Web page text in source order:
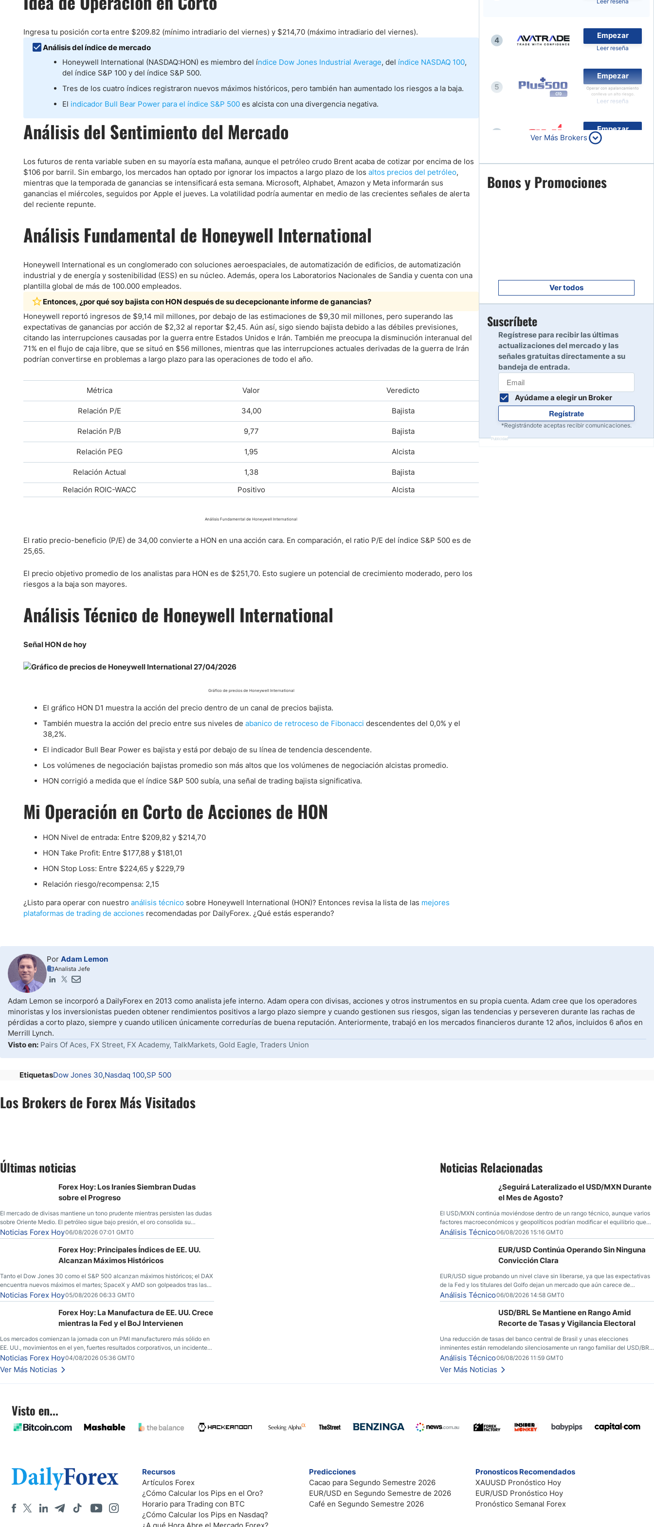
Peru
Panama
Latinoamérica
Nicaragua
Estados Unidos
IBEX 35
Todos los índices
Acciones
Nvidia (NVDA)
Mercado Libre (MELI)
Banco Santander (SAN)
Todas las Acciones
Ingresa tu posición corta entre $209.82 (mínimo intradiario del viernes) y $214,70 (máximo intradiario del viernes).
Análisis del índice de mercado
Honeywell International (NASDAQ:HON) es miembro del índice Dow Jones Industrial Average, del índice NASDAQ 100,
del índice S&P 100 y del índice S&P 500.
Tres de los cuatro índices registraron nuevos máximos históricos, pero también han aumentado los riesgos a la baja.
El indicador Bull Bear Power para el índice S&P 500 es alcista con una divergencia negativa.
Análisis del Sentimiento del Mercado
Los futuros de renta variable suben en su mayoría esta mañana, aunque el petróleo crudo Brent acaba de cotizar por encima de los
$106 por barril. Sin embargo, los mercados han optado por ignorar los impactos a largo plazo de los altos precios del petróleo,
mientras que la temporada de ganancias se intensificará esta semana. Microsoft, Alphabet, Amazon y Meta informarán sus
ganancias el miércoles, seguidos por Apple el jueves. La volatilidad podría aumentar en medio de las crecientes señales de alerta
del reciente repunte.
Análisis Fundamental de Honeywell International
Honeywell International es un conglomerado con soluciones aeroespaciales, de automatización de edificios, de automatización
industrial y de energía y sostenibilidad (ESS) en su núcleo. Además, opera los Laboratorios Nacionales de Sandia y cuenta con una
plantilla global de más de 100.000 empleados.
Entonces, ¿por qué soy bajista con HON después de su decepcionante informe de ganancias?
Honeywell reportó ingresos de $9,14 mil millones, por debajo de las estimaciones de $9,30 mil millones, pero superando las
expectativas de ganancias por acción de $2,32 al reportar $2,45. Aún así, sigo siendo bajista debido a las débiles previsiones,
citando las interrupciones causadas por la guerra entre Estados Unidos e Irán. También me preocupa la disminución interanual del
71% en el flujo de caja libre, que se situó en $56 millones, mientras que las interrupciones actuales derivadas de la guerra de Irán
podrían convertirse en problemas a largo plazo para las operaciones de todo el año.
Métrica Valor Veredicto
Relación P/E 34,00 Bajista
Relación P/B 9,77 Bajista
Relación PEG 1,95 Alcista
Relación Actual 1,38
Bajista
Relación ROIC-WACC
Positivo Alcista
Análisis Fundamental de Honeywell International
El ratio precio-beneficio (P/E) de 34,00 convierte a HON en una acción cara. En comparación, el ratio P/E del índice S&P 500 es de
25,65.
El precio objetivo promedio de los analistas para HON es de $251,70. Esto sugiere un potencial de crecimiento moderado, pero los
riesgos a la baja son mayores.
Análisis Técnico de Honeywell International
Señal HON de hoy
Gráfico de precios de Honeywell International
El gráfico HON D1 muestra la acción del precio dentro de un canal de precios bajista.
También muestra la acción del precio entre sus niveles de abanico de retroceso de Fibonacci descendentes del 0,0% y el
38,2%.
El indicador Bull Bear Power es bajista y está por debajo de su línea de tendencia descendente.
Los volúmenes de negociación bajistas promedio son más altos que los volúmenes de negociación alcistas promedio.
HON corrigió a medida que el índice S&P 500 subía, una señal de trading bajista significativa.
Mi Operación en Corto de Acciones de HON
HON Nivel de entrada: Entre $209,82 y $214,70
HON Take Profit: Entre $177,88 y $181,01
HON Stop Loss: Entre $224,65 y $229,79
Relación riesgo/recompensa: 2,15
¿Listo para operar con nuestro análisis técnico sobre Honeywell International (HON)? Entonces revisa la lista de las mejores
plataformas de trading de acciones recomendadas por DailyForex. ¿Qué estás esperando?
4
Empezar
Leer reseña
5
Empezar
Operar con apalancamiento
conlleva un alto riesgo.
Leer reseña
Empezar
Leer reseña
7
Leer reseña
Leer reseña
10
Ver Más Brokers
Bonos y Promociones
Ver todos
Suscríbete
Regístrese para recibir las últimas
actualizaciones del mercado y las
señales gratuitas directamente a su
bandeja de entrada.
Ayúdame a elegir un Broker
Regístrate
*Registrándote aceptas recibir comunicaciones.
Publicidad
Por Adam Lemon
Analista Jefe
Adam Lemon se incorporó a DailyForex en 2013 como analista jefe interno. Adam opera con divisas, acciones y otros instrumentos en su propia cuenta. Adam cree que los operadores
minoristas y los inversionistas pueden obtener rendimientos positivos a largo plazo siempre y cuando gestionen sus riesgos, sigan las tendencias y perseveren durante las rachas de
pérdidas a corto plazo, siempre y cuando utilicen únicamente corredurías de buena reputación. Anteriormente, trabajó en los mercados financieros durante 12 años, incluidos 6 años en
Merrill Lynch.
Visto en: Pairs Of Aces, FX Street, FX Academy, TalkMarkets, Gold Eagle, Traders Union
EtiquetasDow Jones 30 Nasdaq 100 SP 500
Los Brokers de Forex Más Visitados
Últimas noticias
Forex Hoy: Los Iraníes Siembran Dudas
sobre el Progreso
El mercado de divisas mantiene un tono prudente mientras persisten las dudas
sobre Oriente Medio. El petróleo sigue bajo presión, el oro consolida su
fortaleza y los operadores esperan nuevas referencias económicas desde
Estados Unidos.
Noticias Forex Hoy06/08/2026 07:01 GMT0
Forex Hoy: Principales Índices de EE. UU.
Alcanzan Máximos Históricos
Tanto el Dow Jones 30 como el S&P 500 alcanzan máximos históricos; el DAX
encuentra nuevos máximos el martes; SpaceX y AMD son golpeados tras las
llamadas de ganancias; el petróleo crudo cae por debajo de los $80 con
nuevas esperanzas; el dólar estadounidense continúa intentando estabilizarse
frente al yen; el peso mexicano ve un repunte a medida que las tasas caen en
Noticias Forex Hoy05/08/2026 06:33 GMT0
Forex Hoy: La Manufactura de EE. UU. Crece
mientras la Fed y el BoJ Intervienen
Los mercados comienzan la jornada con un PMI manufacturero más sólido en
EE. UU., movimientos en el yen, fuertes resultados corporativos, un incidente
de seguridad en Bitcoin y nuevas señales desde el mercado del petróleo.
Noticias Forex Hoy04/08/2026 05:36 GMT0
Ver Más Noticias
Noticias Relacionadas
¿Seguirá Lateralizado el USD/MXN Durante
el Mes de Agosto?
El USD/MXN continúa moviéndose dentro de un rango técnico, aunque varios
factores macroeconómicos y geopolíticos podrían modificar el equilibrio que
ha dominado al mercado en las últimas semanas.
Análisis Técnico06/08/2026 15:16 GMT0
EUR/USD Continúa Operando Sin Ninguna
Convicción Clara
EUR/USD sigue probando un nivel clave sin liberarse, ya que las expectativas
de la Fed y los titulares del Golfo dejan un mercado que aún carece de
convicción real.
Análisis Técnico06/08/2026 14:58 GMT0
USD/BRL Se Mantiene en Rango Amid
Recorte de Tasas y Vigilancia Electoral
Una reducción de tasas del banco central de Brasil y unas elecciones
inminentes están remodelando silenciosamente un rango familiar del USD/BRL.
Una reducción de tasas por parte del banco central de Brasil y unas elecciones
inminentes están remodelando silenciosamente un rango familiar del USD/BRL.
Esto es lo que los traders están observando a continuación.
Análisis Técnico06/08/2026 11:59 GMT0
Ver Más Noticias
Visto en...
Recursos
Artículos Forex
¿Cómo Calcular los Pips en el Oro?
Horario para Trading con BTC
¿Cómo Calcular los Pips en Nasdaq?
Predicciones
Cacao para Segundo Semestre 2026
EUR/USD en Segundo Semestre de 2026
Café en Segundo Semestre 2026
Pronosticos Recomendados
XAUUSD Pronóstico Hoy
EUR/USD Pronóstico Hoy
Pronóstico Semanal Forex